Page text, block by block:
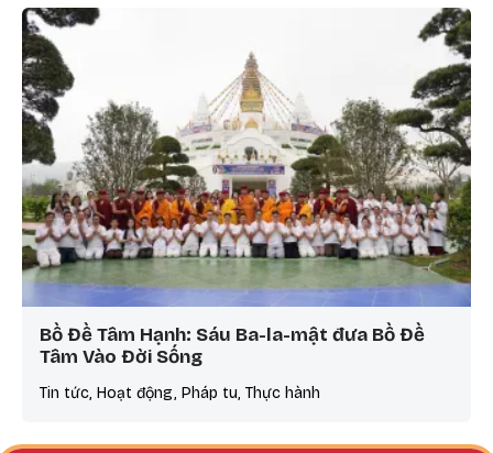
Bồ Đề Tâm Hạnh: Sáu Ba-la-mật đưa Bồ Đề
Tâm Vào Đời Sống
Tin tức, Hoạt động, Pháp tu, Thực hành